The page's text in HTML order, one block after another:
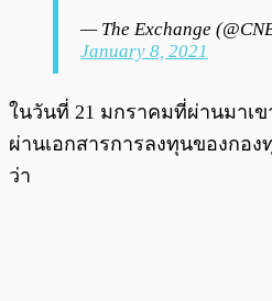
— The Exchange
January 8, 2021
ในวันที่ 21 มกราคมที่ผ่านมาเข
ผ่านเอกสารการลงทุนของกองทุ
ว่า